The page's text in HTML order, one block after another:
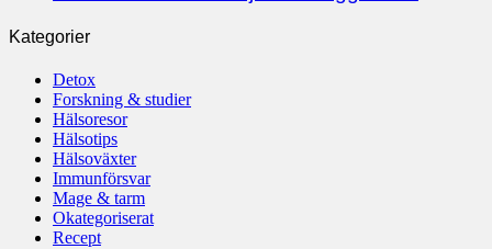
Kategorier
Detox
Forskning & studier
Hälsoresor
Hälsotips
Hälsoväxter
Immunförsvar
Mage & tarm
Okategoriserat
Recept